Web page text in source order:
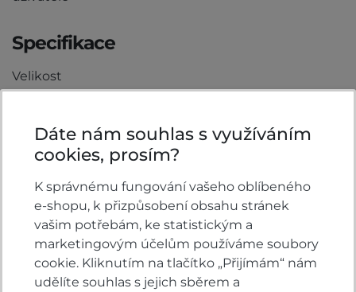
Specifikace
Velikost
XS 54 - 55 cm
M 57 - 58 cm
L 58 - 59 cm
Vlastnosti
Barva:
Šedá
Typ přilby:
Otevřené
Dáte nám souhlas s využíváním
cookies, prosím?
K správnému fungování vašeho oblíbeného
e-shopu, k přizpůsobení obsahu stránek
vašim potřebám, ke statistickým a
marketingovým účelům používáme soubory
cookie. Kliknutím na tlačítko „Přijímám“ nám
udělíte souhlas s jejich sběrem a